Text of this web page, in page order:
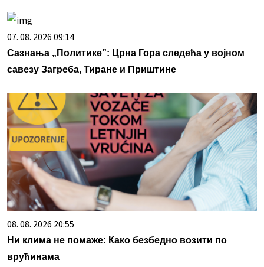
07. 08. 2026 09:14
Сазнања „Политике”: Црна Гора следећа у војном
савезу Загреба, Тиране и Приштине
08. 08. 2026 20:55
Ни клима не помаже: Како безбедно возити по
врућинама